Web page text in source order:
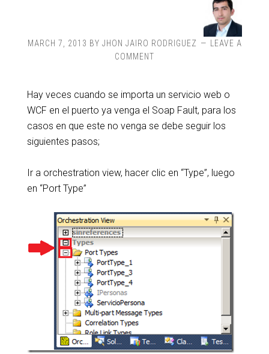
MARCH 7, 2013 BY JHON JAIRO RODRIGUEZ
LEAVE A
COMMENT
Hay veces cuando se importa un servicio web o
WCF en el puerto ya venga el Soap Fault, para los
casos en que este no venga se debe seguir los
siguientes pasos;
Ir a orchestration view, hacer clic en “Type”, luego
en “Port Type”